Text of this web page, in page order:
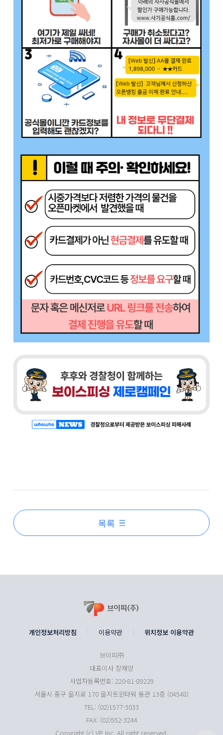
목록
개인정보처리방침 이용약관 위치정보 이용약관
브이피㈜
대표이사 장재양
사업자등록번호: 220-81-89229
서울시 중구 을지로 170 을지트윈타워 동관 13층 (04548)
TEL: (02)1577-3033
FAX: (02)552-3244
Copyright (c) VP Inc. All right reserved.